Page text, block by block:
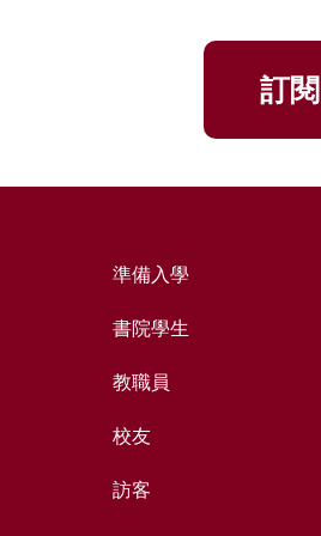
訂閱
準備入學
書院學生
教職員
校友
訪客